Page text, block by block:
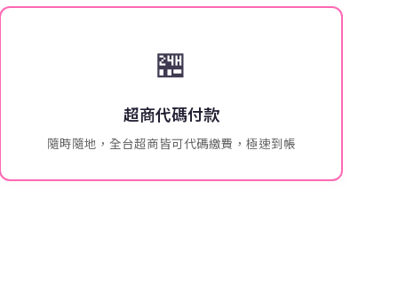
🏪
超商代碼付款
隨時隨地，全台超商皆可代碼繳費，極速到帳